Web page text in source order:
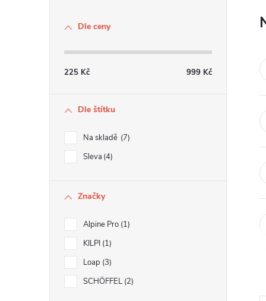
Dle ceny
225 Kč 999 Kč
Dle štítku
Na skladě 7
Sleva 4
Značky
Alpine Pro 1
KILPI 1
Loap 3
SCHÖFFEL 2